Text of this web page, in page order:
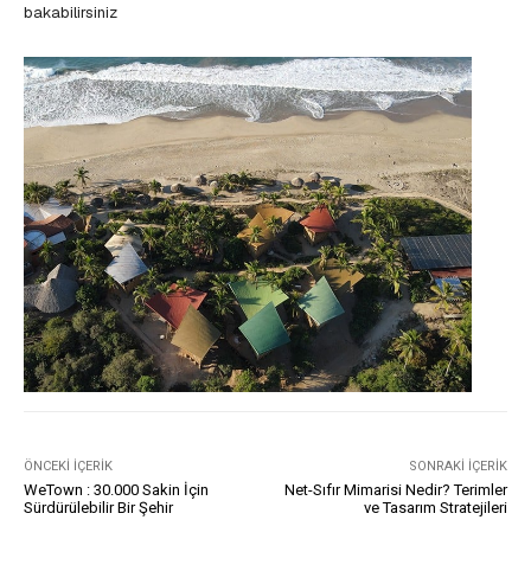
bakabilirsiniz
ÖNCEKI İÇERIK
WeTown : 30.000 Sakin İçin
Sürdürülebilir Bir Şehir
SONRAKI İÇERIK
Net-Sıfır Mimarisi Nedir? Terimler
ve Tasarım Stratejileri